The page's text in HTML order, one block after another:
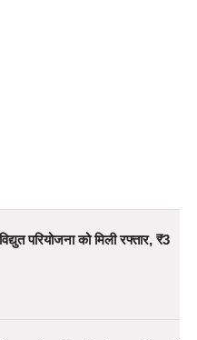
परियोजना को मिली रफ्तार, ₹3